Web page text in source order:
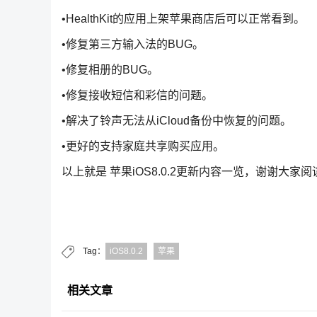
•HealthKit的应用上架苹果商店后可以正常看到。
•修复第三方输入法的BUG。
•修复相册的BUG。
•修复接收短信和彩信的问题。
•解决了铃声无法从iCloud备份中恢复的问题。
•更好的支持家庭共享购买应用。
以上就是 苹果iOS8.0.2更新内容一览，谢谢大家阅
Tag： iOS8.0.2 苹果
相关文章